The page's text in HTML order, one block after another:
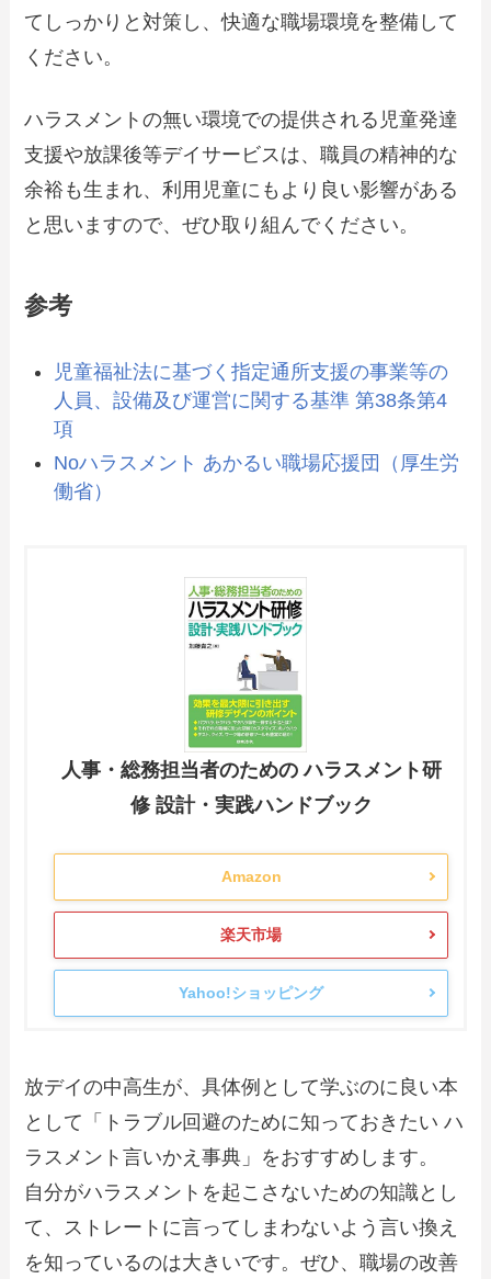
てしっかりと対策し、快適な職場環境を整備して
ください。
ハラスメントの無い環境での提供される児童発達
支援や放課後等デイサービスは、職員の精神的な
余裕も生まれ、利用児童にもより良い影響がある
と思いますので、ぜひ取り組んでください。
参考
児童福祉法に基づく指定通所支援の事業等の
人員、設備及び運営に関する基準 第38条第4
項
Noハラスメント あかるい職場応援団（厚生労
働省）
人事・総務担当者のための ハラスメント研
修 設計・実践ハンドブック
Amazon
楽天市場
Yahoo!ショッピング
放デイの中高生が、具体例として学ぶのに良い本
として「トラブル回避のために知っておきたい ハ
ラスメント言いかえ事典」をおすすめします。
自分がハラスメントを起こさないための知識とし
て、ストレートに言ってしまわないよう言い換え
を知っているのは大きいです。ぜひ、職場の改善